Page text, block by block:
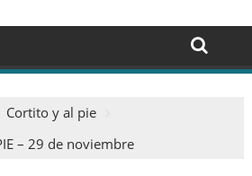
Cortito y al pie
– 29 de noviembre